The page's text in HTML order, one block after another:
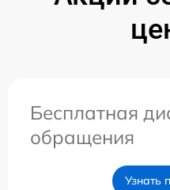
Бесплатная
обращения
Узнать